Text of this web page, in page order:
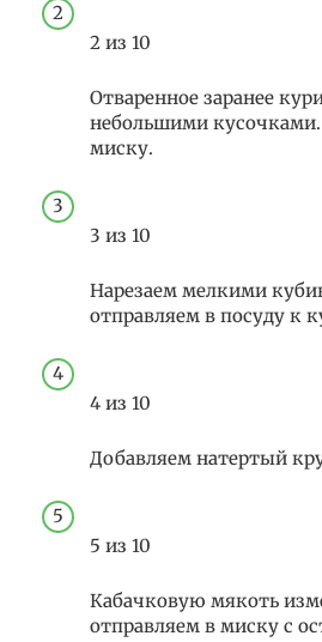
2 из 10
Отваренное заранее
небольшими
миску.
3 из 10
Нарезаем мелкими
отправляем в посуду к
4 из 10
Добавляем натертый
5 из 10
Кабачковую мякоть
отправляем в миску с